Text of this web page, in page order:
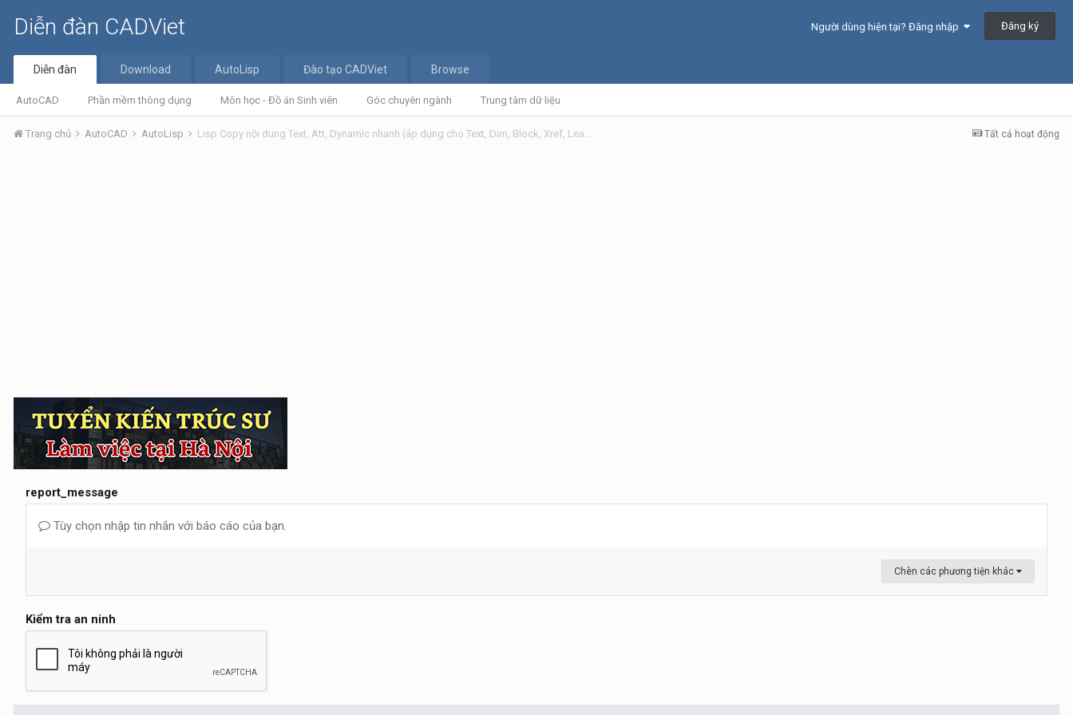
Diễn đàn CADViet Người dùng hiện tại? Đăng nhập Đăng ký
Diễn đàn
AutoCAD Phần mềm thông dụng Môn học - Đồ án Sinh viên Góc chuyên ngành Trung tâm dữ liệu
Download AutoLisp Đào tạo CADViet Browse
Tất cả hoạt động
Trang chủ AutoCAD AutoLisp Lisp Copy nội dung Text, Att, Dynamic nhanh (áp dụng cho Text, Dim, Block, Xref, Leader, Table, ...)
report_message
Tùy chọn nhập tin nhắn với báo cáo của bạn.
Chèn các phương tiện khác
Kiểm tra an ninh